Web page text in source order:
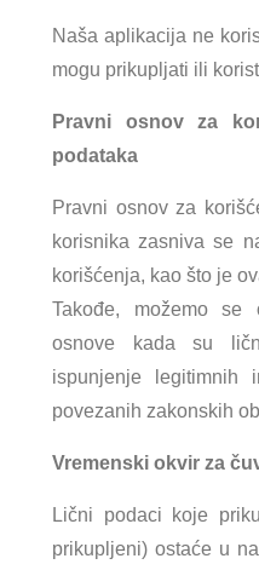
Naša aplikacija ne
mogu prikupljati ili
Pravni osnov za
podataka
Pravni osnov za
korisnika zasniva se
korišćenja, kao što je
Takođe, možemo se
osnove kada su
ispunjenje legitimnih
povezanih zakonskih
Vremenski okvir za
Lični podaci koje
prikupljeni) ostaće u